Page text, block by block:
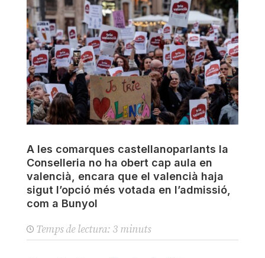
A les comarques castellanoparlants la
Conselleria no ha obert cap aula en
valencià, encara que el valencià haja
sigut l’opció més votada en l’admissió,
com a Bunyol
Temps de lectura: 3 minuts